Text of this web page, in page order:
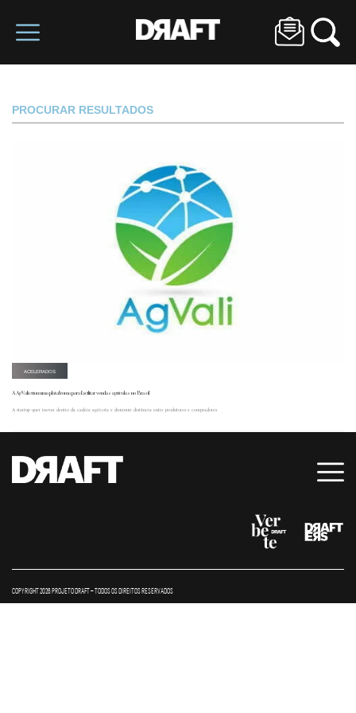
PROCURAR RESULTADOS
ACELERADOS
A AgVali criou uma platafroma para facilitar vendas agrícolas no Brasil
A startup quer inovar dentro da cadeia agrícola e diminuir distância entre produtores e compradores
COPYRIGHT 2026 PROJETO DRAFT – TODOS OS DIREITOS RESERVADOS